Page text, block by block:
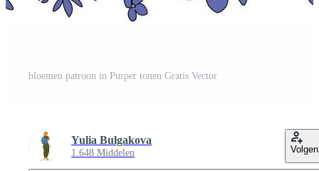
bloemen patroon in Purper tonen Gratis Vector
Yulia Bulgakova
1.648 Middelen Volgen